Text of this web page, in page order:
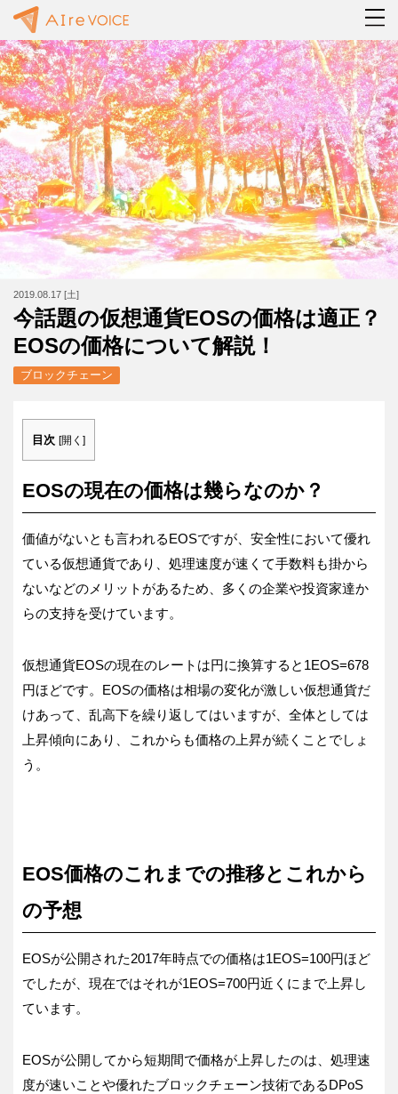
2019.08.17 [土]
今話題の仮想通貨EOSの価格は適正？
EOSの価格について解説！
ブロックチェーン
目次 [開く ]
EOSの現在の価格は幾らなのか？
価値がないとも言われるEOSですが、安全性において優れ
ている仮想通貨であり、処理速度が速くて手数料も掛から
ないなどのメリットがあるため、多くの企業や投資家達か
らの支持を受けています。
仮想通貨EOSの現在のレートは円に換算すると1EOS=678
円ほどです。EOSの価格は相場の変化が激しい仮想通貨だ
けあって、乱高下を繰り返してはいますが、全体としては
上昇傾向にあり、これからも価格の上昇が続くことでしょ
う。
EOS価格のこれまでの推移とこれから
の予想
EOSが公開された2017年時点での価格は1EOS=100円ほど
でしたが、現在ではそれが1EOS=700円近くにまで上昇し
ています。
EOSが公開してから短期間で価格が上昇したのは、処理速
度が速いことや優れたブロックチェーン技術であるDPoS